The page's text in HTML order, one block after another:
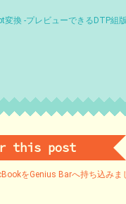
変換 -プレビューできるDTP組
this post
をGenius Barへ持ち込み